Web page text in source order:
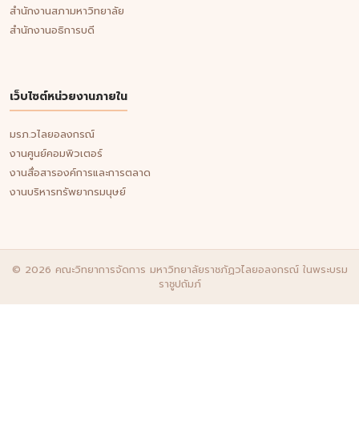
สำนักงานสภามหาวิทยาลัย
สำนักงานอธิการบดี
เว็บไซต์หน่วยงานภายใน
มรภ.วไลยอลงกรณ์
งานศูนย์คอมพิวเตอร์
งานสื่อสารองค์การและการตลาด
งานบริหารทรัพยากรมนุษย์
© 2026 คณะวิทยาการจัดการ มหาวิทยาลัยราชภัฏวไลยอลงกรณ์ ในพระบรม
ราชูปถัมภ์